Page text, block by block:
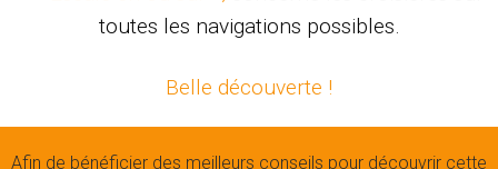
toutes les navigations possibles.
Belle découverte !
Afin de bénéficier des meilleurs conseils pour découvrir cette